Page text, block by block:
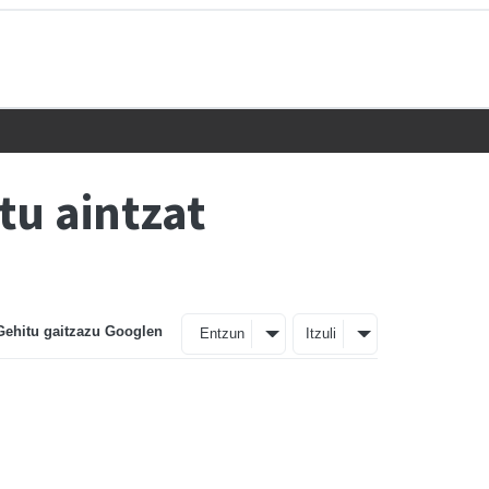
aintzat
gaitzazu Googlen Entzun Itzuli